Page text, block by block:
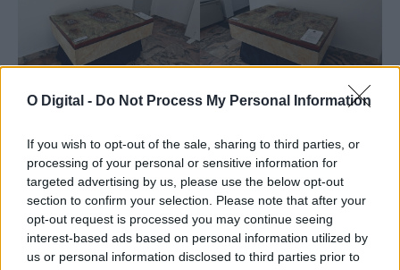
O Digital - Do Not Process My Personal Information
If you wish to opt-out of the sale, sharing to third parties, or
processing of your personal or sensitive information for
targeted advertising by us, please use the below opt-out
section to confirm your selection. Please note that after your
opt-out request is processed you may continue seeing
interest-based ads based on personal information utilized by
us or personal information disclosed to third parties prior to